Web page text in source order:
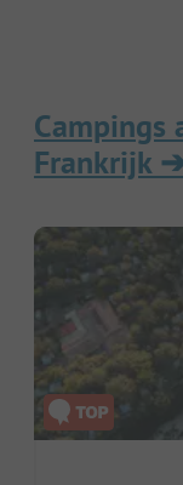
Campings
Frankrijk